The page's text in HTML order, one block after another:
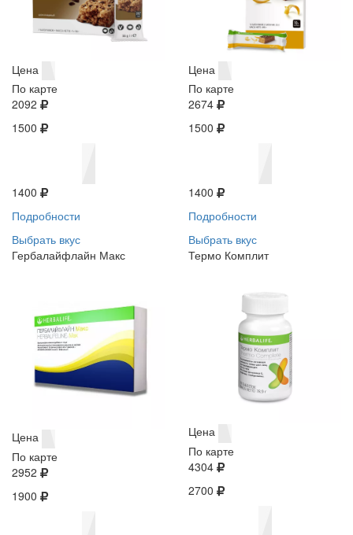
Цена
По карте
2092
1500
1400
Подробности
Выбрать вкус
Цена
По карте
2674
1500
1400
Подробности
Выбрать вкус
Гербалайфлайн Макс
Цена
По карте
2952
1900
Термо Комплит
Цена
По карте
4304
2700